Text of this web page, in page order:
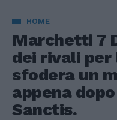
HOME
Marchetti 7
dei rivali per
sfodera un
appena
Sanctis.